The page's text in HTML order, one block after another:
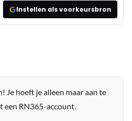
Instellen als voorkeursbron
Je hoeft je alleen maar aan te
een RN365-account.